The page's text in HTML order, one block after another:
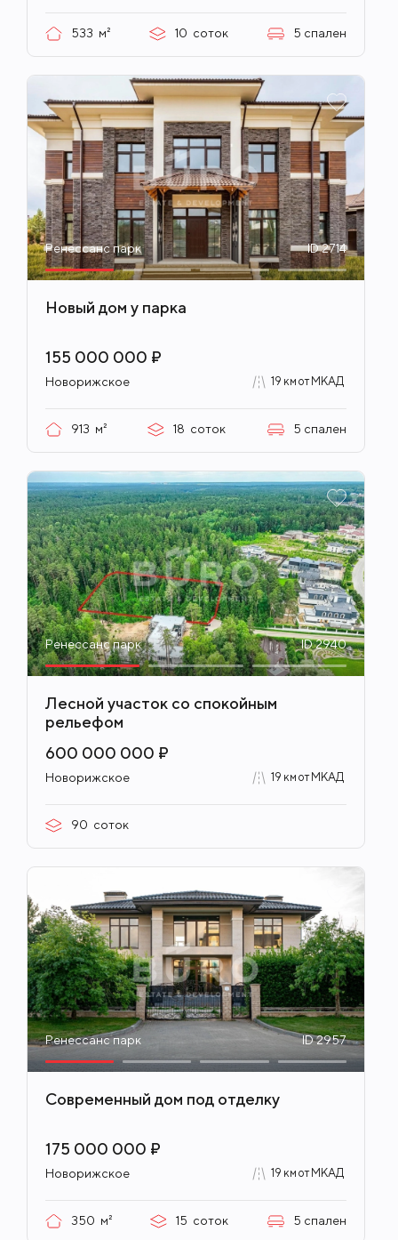
533 м² 10 соток 5 спален
Ренессанс парк ID 2714
Новый дом у парка
155 000 000 ₽
Новорижское 19 км от МКАД
913 м² 18 соток 5 спален
Ренессанс парк ID 2940
Лесной участок со спокойным
рельефом
600 000 000 ₽
Новорижское 19 км от МКАД
90 соток
Ренессанс парк ID 2957
Современный дом под отделку
175 000 000 ₽
Новорижское 19 км от МКАД
350 м² 15 соток 5 спален